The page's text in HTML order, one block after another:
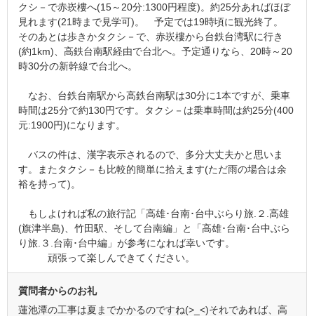
クシ－で赤崁樓へ(15～20分:1300円程度)。約25分あればほぼ
見れます(21時まで見学可)。 予定では19時頃に観光終了。
そのあとは歩きかタクシ－で、赤崁樓から台鉄台湾駅に行き
(約1km)、高鉄台南駅経由で台北へ。予定通りなら、20時～20
時30分の新幹線で台北へ。
なお、台鉄台南駅から高鉄台南駅は30分に1本ですが、乗車
時間は25分で約130円です。タクシ－は乗車時間は約25分(400
元:1900円)になります。
バスの件は、漢字表示されるので、多分大丈夫かと思いま
す。またタクシ－も比較的簡単に拾えます(ただ雨の場合は余
裕を持って)。
もしよければ私の旅行記「高雄･台南･台中ぶらり旅.２.高雄
(旗津半島)、竹田駅、そして台南編」と「高雄･台南･台中ぶら
り旅.３.台南･台中編」が参考になれば幸いです。
頑張って楽しんできてください。
質問者からのお礼
蓮池潭の工事は夏までかかるのですね(>_<)それであれば、高